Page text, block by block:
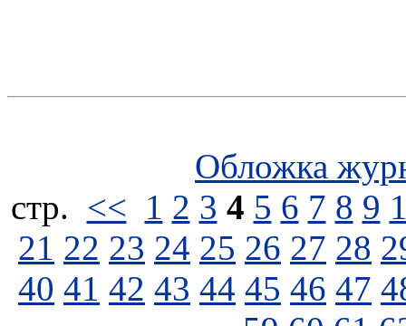
Обложка
стp. << 1 2 3 4 5 6 7 8 9
21 22 23 24 25 26 27 28
40 41 42 43 44 45 46 47